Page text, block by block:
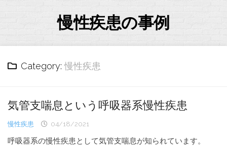
慢性疾患の事例
Category: 慢性疾患
気管支喘息という呼吸器系慢性疾患
慢性疾患 04/18/2021
呼吸器系の慢性疾患として気管支喘息が知られています。